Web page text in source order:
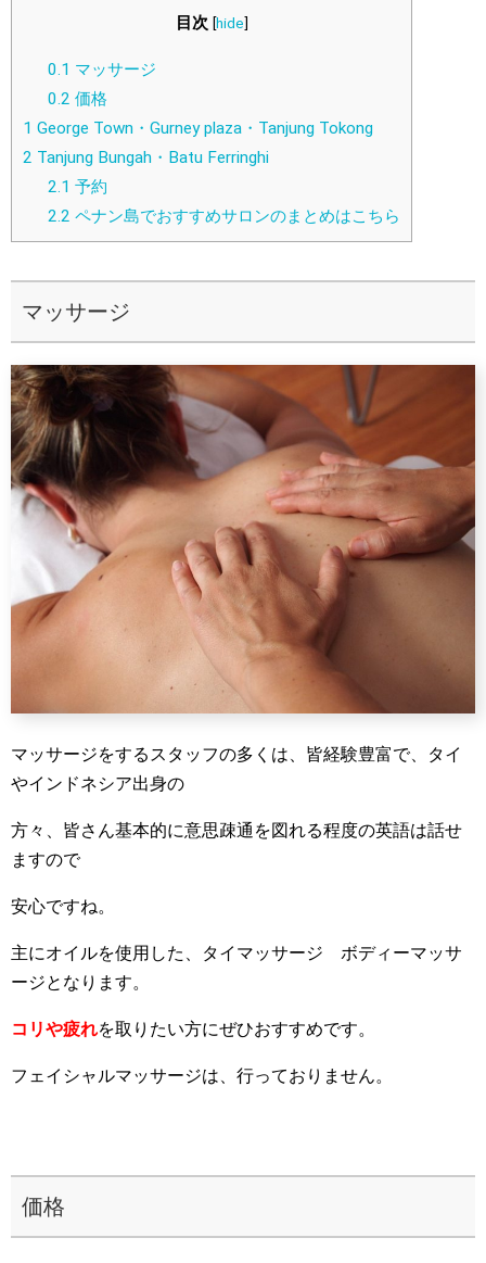
目次 [hide]
0.1 マッサージ
0.2 価格
1 George Town・Gurney plaza・Tanjung Tokong
2 Tanjung Bungah・Batu Ferringhi
2.1 予約
2.2 ペナン島でおすすめサロンのまとめはこちら
マッサージ
マッサージをするスタッフの多くは、皆経験豊富で、タイ
やインドネシア出身の
方々、皆さん基本的に意思疎通を図れる程度の英語は話せ
ますので
安心ですね。
主にオイルを使用した、タイマッサージ ボディーマッサ
ージとなります。
コリや疲れを取りたい方にぜひおすすめです。
フェイシャルマッサージは、行っておりません。
価格